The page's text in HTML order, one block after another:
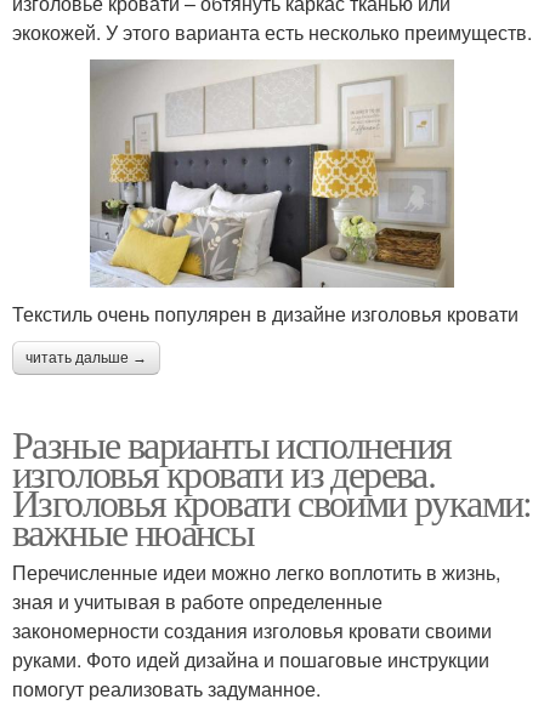
экокожей. У этого варианта есть несколько преимуществ.
Текстиль очень популярен в дизайне изголовья кровати
читать дальше →
Разные варианты исполнения
изголовья кровати из дерева.
Изголовья кровати своими руками:
важные нюансы
Перечисленные идеи можно легко воплотить в жизнь,
зная и учитывая в работе определенные
закономерности создания изголовья кровати своими
руками. Фото идей дизайна и пошаговые инструкции
помогут реализовать задуманное.